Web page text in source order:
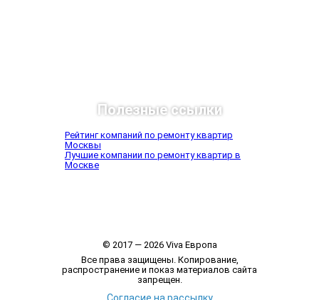
Полезные ссылки
Рейтинг компаний по ремонту квартир
Москвы
Лучшие компании по ремонту квартир в
Москве
© 2017 — 2026 Viva Европа
Все права защищены. Копирование,
распространение и показ материалов сайта
запрещен.